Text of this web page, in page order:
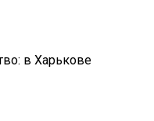
в Харькове